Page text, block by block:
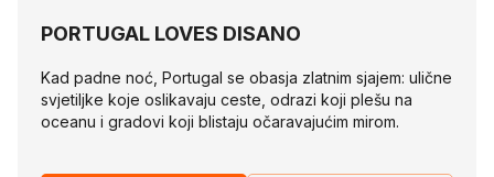
PORTUGAL LOVES DISANO
Kad padne noć, Portugal se obasja zlatnim sjajem: ulične
svjetiljke koje oslikavaju ceste, odrazi koji plešu na
oceanu i gradovi koji blistaju očaravajućim mirom.